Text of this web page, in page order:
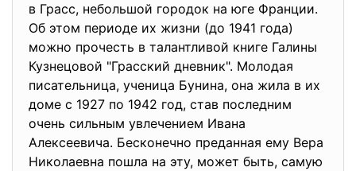
в Грасс, небольшой городок на юге Франции.
Об этом периоде их жизни (до 1941 года)
можно прочесть в талантливой книге Галины
Кузнецовой "Грасский дневник". Молодая
писательница, ученица Бунина, она жила в их
доме с 1927 по 1942 год, став последним
очень сильным увлечением Ивана
Алексеевича. Бесконечно преданная ему Вера
Николаевна пошла на эту, может быть, самую